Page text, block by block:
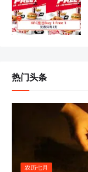
热门头条
农历七月